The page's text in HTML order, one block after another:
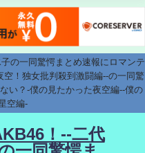
の一同驚愕まとめ速報にロマンテ
空！独女批判殺到激闘編--の一同驚
い？-僕の見たかった夜空編--僕の
空編-
！--二代